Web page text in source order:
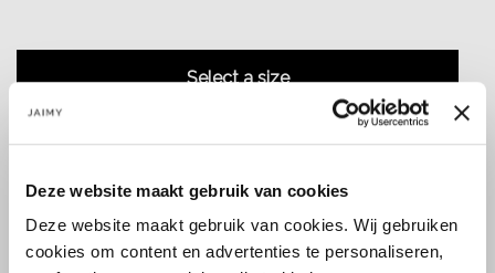
Deze website maakt gebruik van cookies
Deze website maakt gebruik van cookies. Wij gebruiken
cookies om content en advertenties te personaliseren,
Select a size
Size guide Verzenden & retourneren